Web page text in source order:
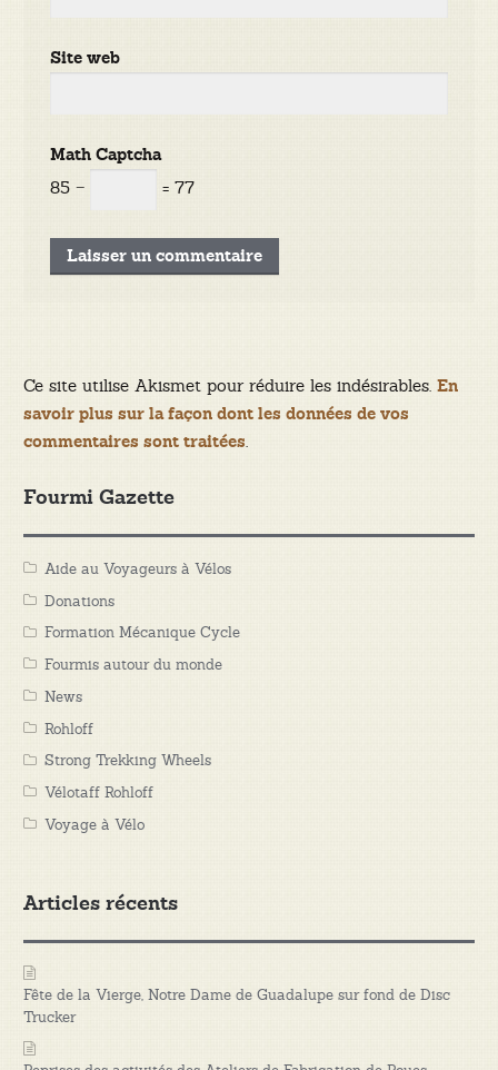
Site web
Math Captcha
85 −
= 77
Ce site utilise Akismet pour réduire les indésirables. En
savoir plus sur la façon dont les données de vos
commentaires sont traitées.
Fourmi Gazette
Aide au Voyageurs à Vélos
Donations
Formation Mécanique Cycle
Fourmis autour du monde
News
Rohloff
Strong Trekking Wheels
Vélotaff Rohloff
Voyage à Vélo
Articles récents
Fête de la Vierge, Notre Dame de Guadalupe sur fond de Disc
Trucker